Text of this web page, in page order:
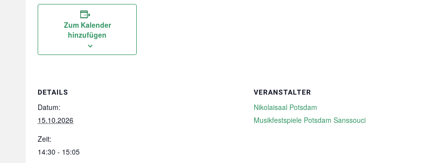
Zum Kalender
hinzufügen
DETAILS
Datum:
15.10.2026
Zeit:
14:30 - 15:05
VERANSTALTER
Nikolaisaal Potsdam
Musikfestspiele Potsdam Sanssouci